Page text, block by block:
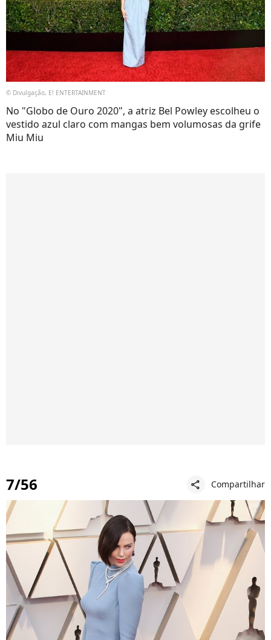
© Divulgação, E! ENTERTAINMENT
No "Globo de Ouro 2020", a atriz Bel Powley escolheu o
vestido azul claro com mangas bem volumosas da grife
Miu Miu
7/56 share Compartilhar